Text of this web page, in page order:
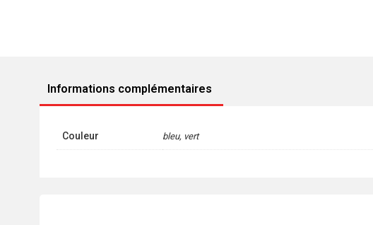
Informations complémentaires
Couleur bleu, vert